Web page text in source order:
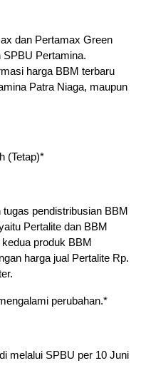
dan Pertamax Green
SPBU Pertamina.
harga BBM terbaru
Patra Niaga, maupun
(Tetap)*
pendistribusian BBM
Pertalite dan BBM
produk BBM
harga jual Pertalite Rp.
perubahan.*
melalui SPBU per 10 Juni